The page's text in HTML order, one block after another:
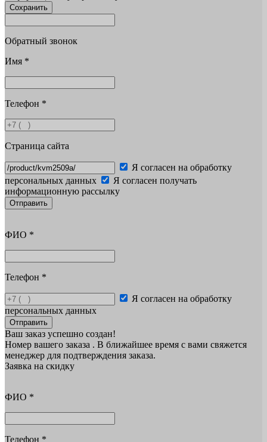
Сохранить
Обратный звонок
Имя *
Телефон *
Страница сайта
Я согласен на обработку
персональных данных
Я согласен получать
информационную рассылку
Отправить
ФИО *
Телефон *
Я согласен на обработку
персональных данных
Отправить
Ваш заказ успешно создан!
Номер вашего заказа . В ближайшее время с вами свяжется
менеджер для подтверждения заказа.
Заявка на скидку
ФИО *
Телефон *